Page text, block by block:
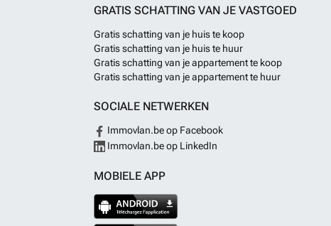
GRATIS SCHATTING VAN JE VASTGOED
Gratis schatting van je huis te koop
Gratis schatting van je huis te huur
Gratis schatting van je appartement te koop
Gratis schatting van je appartement te huur
SOCIALE NETWERKEN
Immovlan.be op Facebook
Immovlan.be op LinkedIn
MOBIELE APP